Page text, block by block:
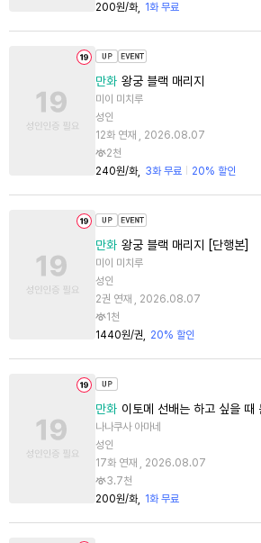
200원/화
1화 무료
만화 왕궁 블랙 매리지
미이 미치루
성인
12화 연재 , 2026.08.07
2천
240원/화
3화 무료 20% 할인
만화 왕궁 블랙 매리지 [단행본]
미이 미치루
성인
2권 연재 , 2026.08.07
1천
1440원/권
20% 할인
만화 이토메 선배는 하고 싶을 때
나나쿠사 아마네
성인
17화 연재 , 2026.08.07
3.7천
200원/화
1화 무료